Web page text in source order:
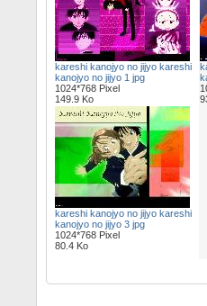
kareshi kanojyo no jijyo kareshi
kanojyo no jijyo 1 jpg
1024*768 Pixel
149.9 Ko
kareshi kanojyo no jijyo kareshi
kanojyo no jijyo 3 jpg
1024*768 Pixel
80.4 Ko